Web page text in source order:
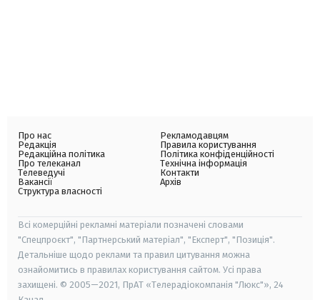
Про нас
Редакція
Редакційна політика
Про телеканал
Телеведучі
Вакансії
Структура власності
Рекламодавцям
Правила користування
Політика конфіденційності
Технічна інформація
Контакти
Архів
Всі комерційні рекламні матеріали позначені словами
"Спецпроєкт", "Партнерський матеріал", "Експерт", "Позиція".
Детальніше щодо реклами та правил цитування можна
ознайомитись в правилах користування сайтом. Усі права
захищені. © 2005—2021, ПрАТ «Телерадіокомпанія "Люкс"», 24